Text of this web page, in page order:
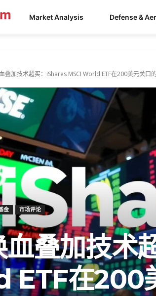
Market Analysis Defense &
叠加技术超买：iShares MSCI World ETF在200美元关口
金 市场评论
血叠加技术
ETF在200